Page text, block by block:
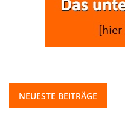
NEUESTE BEITRÄGE